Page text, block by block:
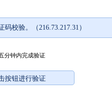
校验。（216.73.217.31）
分钟内完成验证